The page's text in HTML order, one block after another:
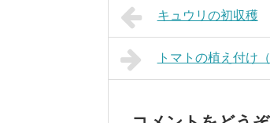
キュウリの初収穫
トマトの植え付け